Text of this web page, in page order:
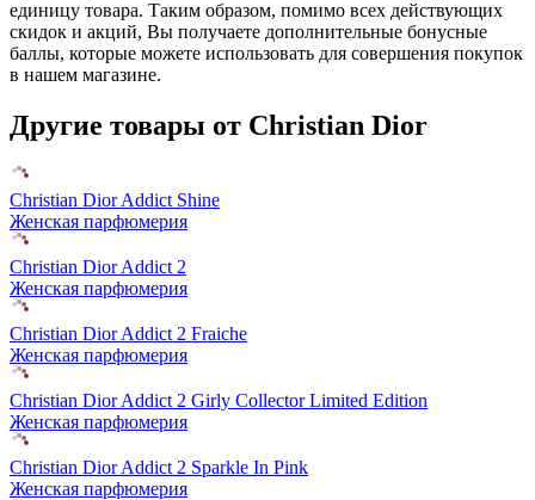
единицу товара. Таким образом, помимо всех действующих
скидок и акций, Вы получаете дополнительные бонусные
баллы, которые можете использовать для совершения покупок
в нашем магазине.
Другие товары от Christian Dior
Christian Dior Addict Shine
Женская парфюмерия
Christian Dior Addict 2
Женская парфюмерия
Christian Dior Addict 2 Fraiche
Женская парфюмерия
Christian Dior Addict 2 Girly Collector Limited Edition
Женская парфюмерия
Christian Dior Addict 2 Sparkle In Pink
Женская парфюмерия